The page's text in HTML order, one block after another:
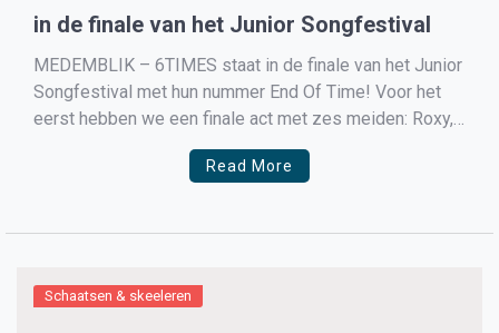
in de finale van het Junior Songfestival
MEDEMBLIK – 6TIMES staat in de finale van het Junior
Songfestival met hun nummer End Of Time! Voor het
eerst hebben we een finale act met zes meiden: Roxy,
Yosina, Gioia, Amy, Idaila en Noa!
Read More
Schaatsen & skeeleren